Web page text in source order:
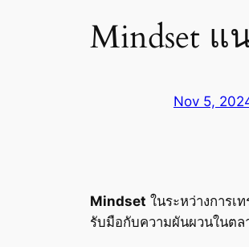
Mindset แ
Nov 5,
Mindset ในระหว่างการเ
รับมือกับความผันผวนในตล